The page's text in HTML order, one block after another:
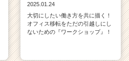
2025.01.24
大切にしたい働き方を共に描く！
オフィス移転をただの引越しにし
ないための『ワークショップ』！